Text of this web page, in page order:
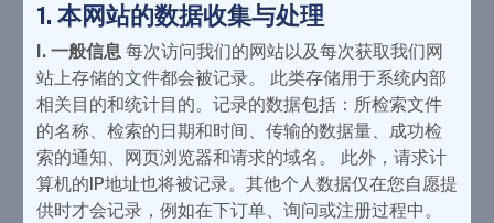
1. 本网站的数据收集与处理
I. 一般信息 每次访问我们的网站以及每次获取我们网
站上存储的文件都会被记录。 此类存储用于系统内部
相关目的和统计目的。记录的数据包括：所检索文件
的名称、检索的日期和时间、传输的数据量、成功检
索的通知、网页浏览器和请求的域名。 此外，请求计
算机的IP地址也将被记录。其他个人数据仅在您自愿提
供时才会记录，例如在下订单、询问或注册过程中。